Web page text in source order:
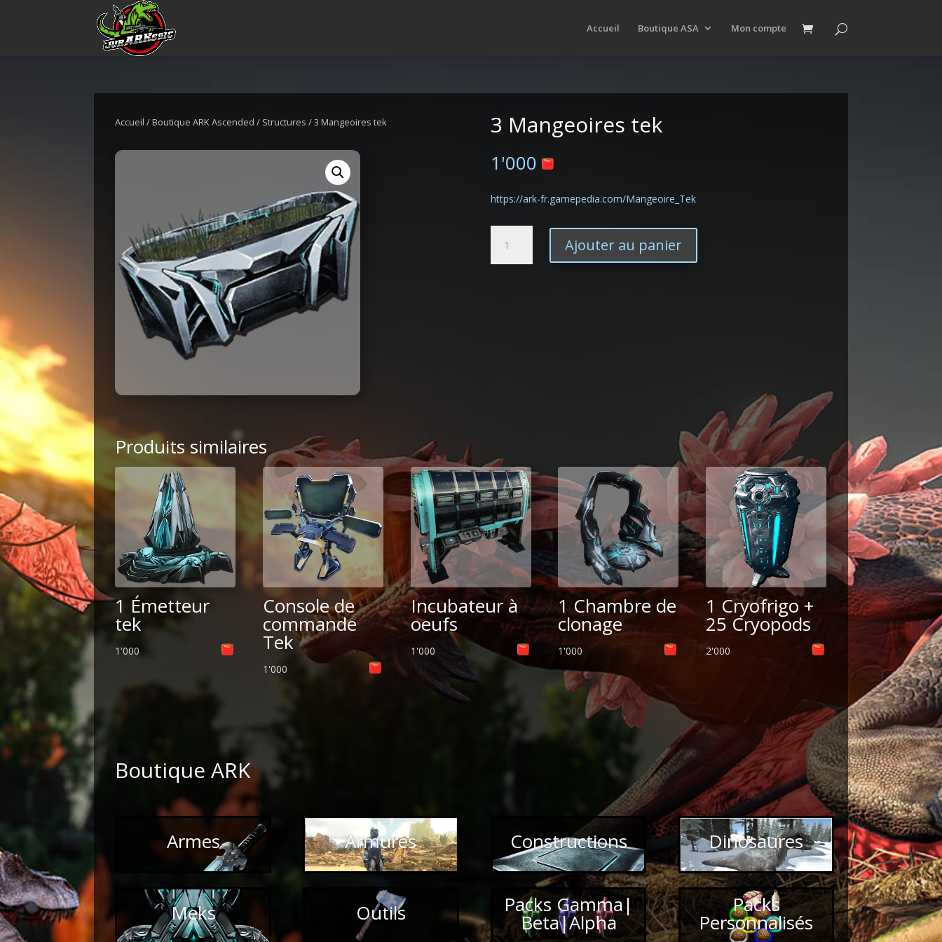
Accueil Boutique ASA Mon compte
Accueil / Boutique ARK Ascended / Structures / 3 Mangeoires tek 3 Mangeoires tek
1'000
https://ark-fr.gamepedia.com/Mangeoire_Tek
3
Ajouter au panier
Produits similaires
1 Émetteur
tek
1'000
Console de
commande
Tek
1'000
Incubateur à
oeufs
1'000
1 Chambre de
clonage
1'000
1 Cryofrigo +
25 Cryopods
2'000
Boutique ARK
Armes Armures Constructions Dinosaures
Meks Outils Packs Gamma|
Beta|Alpha
Packs
Personnalisés